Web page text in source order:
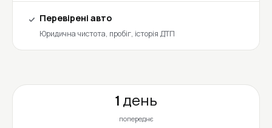
Перевірені авто
Юридична чистота, пробіг, історія ДТП
1 день
попереднє